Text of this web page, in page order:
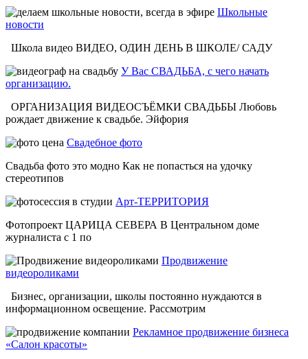
Школьные
новости
Школа видео ВИДЕО, ОДИН ДЕНЬ В ШКОЛЕ/ САДУ
У Вас СВАДЬБА, с чего начать
организацию.
ОРГАНИЗАЦИЯ ВИДЕОСЪЁМКИ СВАДЬБЫ Любовь
рождает движение к свадьбе. Эйфория
Свадебное фото
Свадьба фото это модно Как не попасться на удочку
стереотипов
Арт-ТЕРРИТОРИЯ
Фотопроект ЦАРИЦА СЕВЕРА В Центральном доме
журналиста с 1 по
Продвижение
видеороликами
Бизнес, организации, школы постоянно нуждаются в
информационном освещение. Рассмотрим
Рекламное продвижение бизнеса
«Салон красоты»